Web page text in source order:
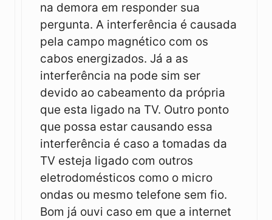
na demora em responder sua
pergunta. A interferência é causada
pela campo magnético com os
cabos energizados. Já a as
interferência na pode sim ser
devido ao cabeamento da própria
que esta ligado na TV. Outro ponto
que possa estar causando essa
interferência é caso a tomadas da
TV esteja ligado com outros
eletrodomésticos como o micro
ondas ou mesmo telefone sem fio.
Bom já ouvi caso em que a internet